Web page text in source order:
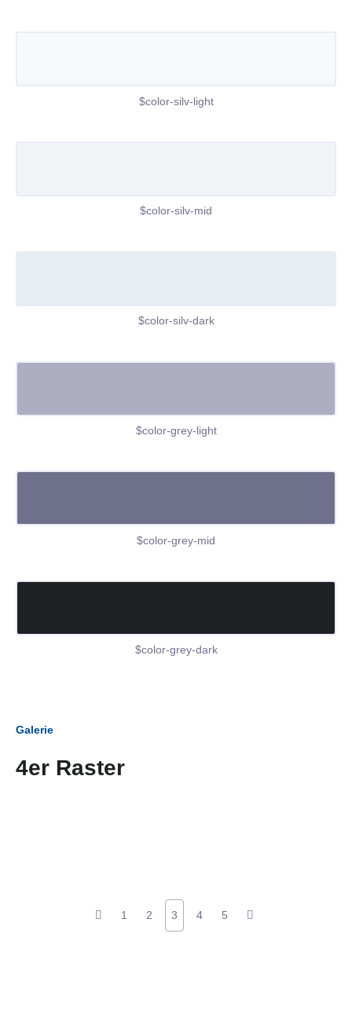
$color-silv-light
$color-silv-mid
$color-silv-dark
$color-grey-light
$color-grey-mid
$color-grey-dark
Galerie
4er Raster
1 2 3 4 5